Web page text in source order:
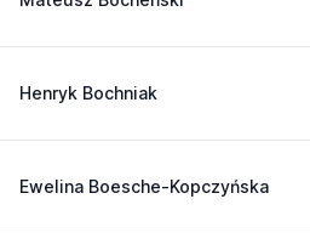
Henryk Bochniak
Ewelina Boesche-Kopczyńska